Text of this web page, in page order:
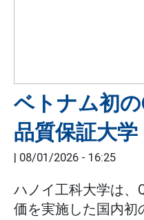
ベトナム初
品質保証大学
| 08/01/2026 - 16:25
ハノイ工科大学は、
価を実施した国内初